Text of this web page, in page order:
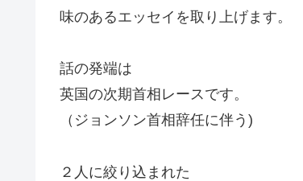
味のあるエッセイを取り上げます。
話の発端は
英国の次期首相レースです。
（ジョンソン首相辞任に伴う)
２人に絞り込まれた